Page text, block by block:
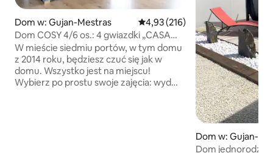
Dom w: Gujan-Mestras Średnia ocena: 4,93 na 5, liczba
4,93 (216)
Dom COSY 4/6 os.: 4 gwiazdki „CASA
JANE”
W mieście siedmiu portów, w tym domu
z 2014 roku, będziesz czuć się jak w
domu. Wszystko jest na miejscu!
Wybierz po prostu swoje zajęcia: wydma
Dom w: Gujan-
Dom